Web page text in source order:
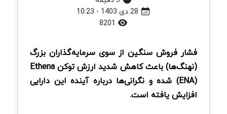
فشار فروش سنگین از سوی سرمایه‌گذاران بزرگ
(نهنگ‌ها) باعث کاهش شدید ارزش توکن Ethena
(ENA) شده و نگرانی‌ها درباره آینده این دارایی
افزایش یافته است.